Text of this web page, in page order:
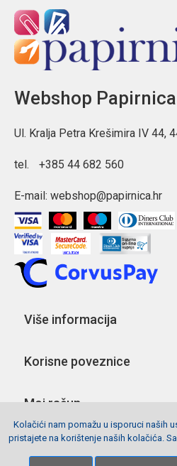
Webshop Papirnica
Ul. Kralja Petra Krešimira IV 44,
tel. +385 44 682 560
E-mail: webshop@papirnica.hr
Više informacija
Korisne poveznice
Moj račun
Pratite nas
Kolačići nam pomažu u isporuci naših
pristajete na korištenje naših kolačića.